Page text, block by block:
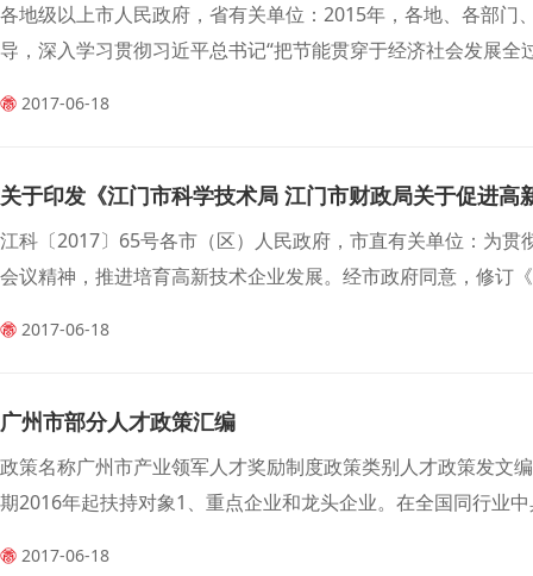
各地级以上市人民政府，省有关单位：2015年，各地、各部
导，深入学习贯彻习近平总书记“把节能贯穿于经济社会发展全
2017-06-18
关于印发《江门市科学技术局 江门市财政局关于促进
江科〔2017〕65号各市（区）人民政府，市直有关单位：为
会议精神，推进培育高新技术企业发展。经市政府同意，修订
2017-06-18
广州市部分人才政策汇编
政策名称广州市产业领军人才奖励制度政策类别人才政策发文
期2016年起扶持对象1、重点企业和龙头企业。在全国同行业
2017-06-18